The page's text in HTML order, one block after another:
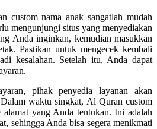
custom nama anak sangatlah mudah
mengunjungi situs yang menyediakan
Anda inginkan, kemudian masukkan
Pastikan untuk mengecek kembali
kesalahan. Setelah itu, Anda dapat
pihak penyedia layanan akan
waktu singkat, Al Quran custom
yang Anda tentukan. Ini adalah
sehingga Anda bisa segera menikmati